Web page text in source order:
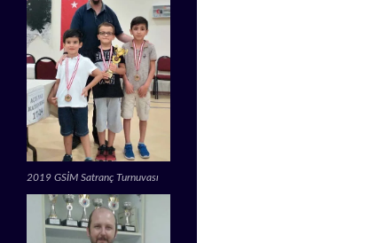
2019 GSİM Satranç Turnuvası